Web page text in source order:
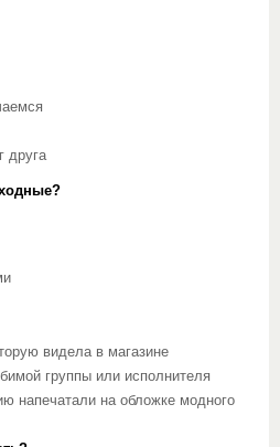
друга
видела в магазине
группы или исполнителя
напечатали на обложке модного